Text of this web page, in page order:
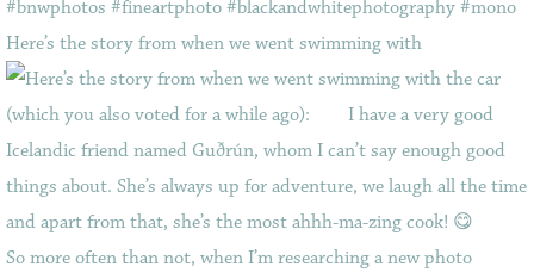
Here’s the story from when we went swimming with